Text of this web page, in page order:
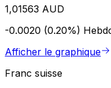
1,01563 AUD
-0.0020 (0.20%)
Afficher le graphique
Franc suisse